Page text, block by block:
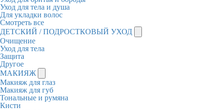
Уход для тела и душа
Для укладки волос
Смотреть все
ДЕТСКИЙ / ПОДРОСТКОВЫЙ УХОД
Очищение
Уход для тела
Защита
Другое
МАКИЯЖ
Макияж для глаз
Макияж для губ
Тональные и румяна
Кисти